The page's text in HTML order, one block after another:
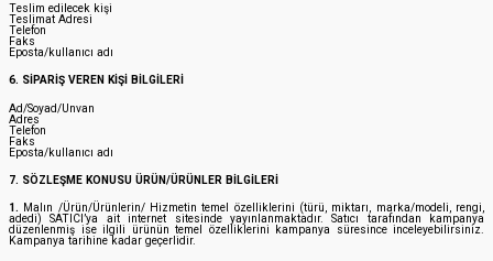
Teslim edilecek kişi
Teslimat Adresi
Telefon
Faks
Eposta/kullanıcı adı
6. SİPARİŞ VEREN KİŞİ BİLGİLERİ
Ad/Soyad/Unvan
Adres
Telefon
Faks
Eposta/kullanıcı adı
7. SÖZLEŞME KONUSU ÜRÜN/ÜRÜNLER BİLGİLERİ
1. Malın /Ürün/Ürünlerin/ Hizmetin temel özelliklerini (türü, miktarı, marka/modeli, rengi,
adedi) SATICI’ya ait internet sitesinde yayınlanmaktadır. Satıcı tarafından kampanya
düzenlenmiş ise ilgili ürünün temel özelliklerini kampanya süresince inceleyebilirsiniz.
Kampanya tarihine kadar geçerlidir.